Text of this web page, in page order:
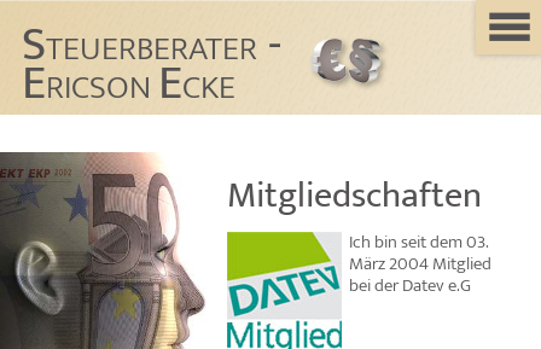
STEUERBERATER -
ERICSONECKE
Mitgliedschaften
Ich bin seit dem 03.
März 2004 Mitglied
bei der Datev e.G